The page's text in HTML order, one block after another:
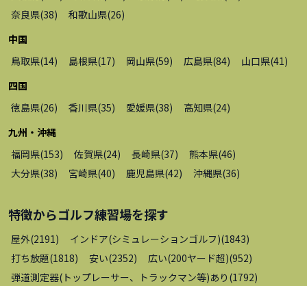
奈良県(38) 和歌山県(26)
中国
鳥取県(14) 島根県(17) 岡山県(59) 広島県(84) 山口県(41 )
四国
徳島県(26) 香川県(35) 愛媛県(38) 高知県(24)
九州・沖縄
福岡県(153) 佐賀県(24) 長崎県(37) 熊本県(46)
大分県(38) 宮崎県(40) 鹿児島県(42) 沖縄県(36)
特徴からゴルフ練習場を探す
屋外(2191 ) インドア(シミュレーションゴルフ)(1843)
打ち放題(1818) 安い(2352) 広い(200ヤード超)(952)
弾道測定器(トップレーサー、トラックマン等)あり (1792)